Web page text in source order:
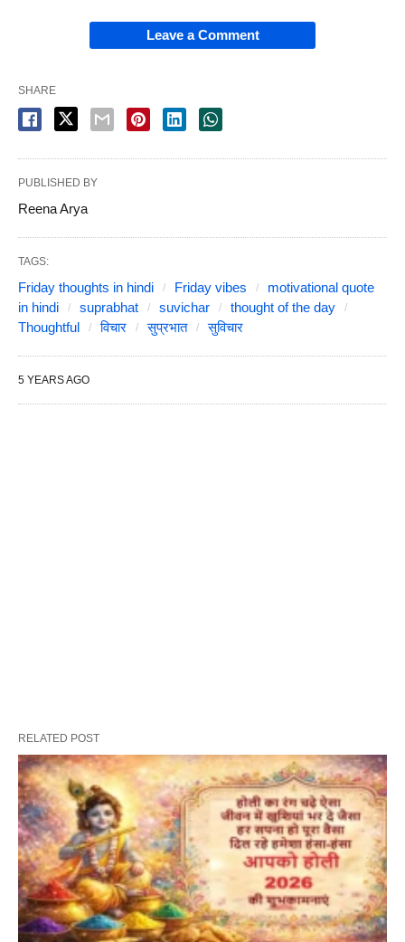
Leave a Comment
SHARE
PUBLISHED BY
Reena Arya
TAGS:
Friday thoughts in hindi Friday vibes
motivational quote
in hindi
suprabhat suvichar
thought of the day
Thoughtful
विचार सुप्रभात सुविचार
5 YEARS AGO
RELATED POST